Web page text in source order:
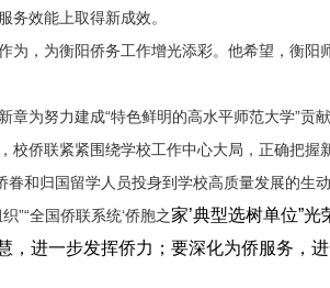
务效能上取得新成效。
，为衡阳侨务工作增光添彩。他希望，衡阳
为努力建成“特色鲜明的高水平师范大学”贡
侨联紧紧围绕学校工作中心大局，正确把握
和归国留学人员投身到学校高质量发展的生
”“全国侨联系统‘侨胞之家’典型选树单位”
进一步发挥侨力；要深化为侨服务，